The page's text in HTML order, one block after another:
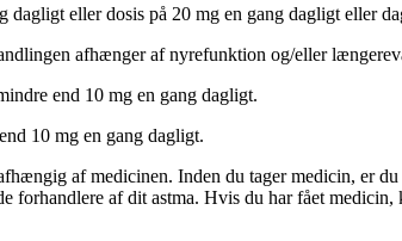
eller dosis på 20 mg en gang dagligt eller
afhænger af nyrefunktion og/eller
end 10 mg en gang dagligt.
10 mg en gang dagligt.
af medicinen. Inden du tager medicin, er
af dit astma. Hvis du har fået